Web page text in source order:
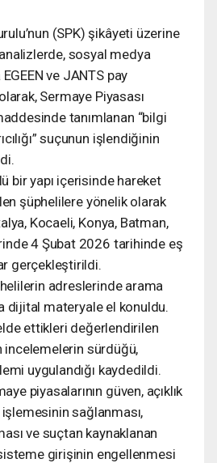
(SPK) şikâyeti üzerine
sosyal medya
EGEEN ve JANTS pay
Sermaye Piyasası
tanımlanan “bilgi
suçunun işlendiğinin
bir yapı içerisinde hareket
şüphelilere yönelik olarak
Kocaeli, Konya, Batman,
4 Şubat 2026 tarihinde eş
gerçekleştirildi.
adreslerinde arama
dijital materyale el konuldu.
ettikleri değerlendirilen
incelemelerin sürdüğü,
uygulandığı kaydedildi.
piyasalarının güven, açıklık
sağlanması,
ve suçtan kaynaklanan
girişinin engellenmesi